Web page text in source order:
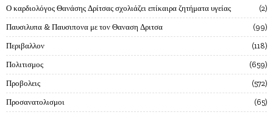
Ο καρδιολόγος Θανάσης Δρίτσας σχολιάζει επίκαιρα ζητήματα υγείας 2
Παυσιλυπα & Παυσιπονα με τον Θαναση Δριτσα 99
Περιβαλλον 118
Πολιτισμος 659
Προβολεις 572
Προσανατολισμοι 65